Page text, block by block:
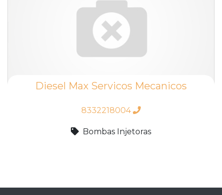
Diesel Max Servicos Mecanicos
8332218004
Bombas Injetoras